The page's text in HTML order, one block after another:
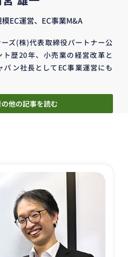
EC運営、EC事業M&A
ズ(株)代表取締役パートナー公
歴20年、小売業の経営改革と
パン社長としてEC事業運営にも
他の記事を読む